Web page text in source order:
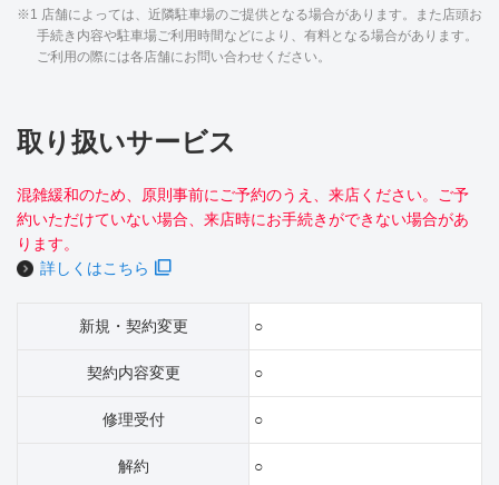
※1 店舗によっては、近隣駐車場のご提供となる場合があります。また店頭お
手続き内容や駐車場ご利用時間などにより、有料となる場合があります。
ご利用の際には各店舗にお問い合わせください。
取り扱いサービス
混雑緩和のため、原則事前にご予約のうえ、来店ください。ご予
約いただけていない場合、来店時にお手続きができない場合があ
ります。
詳しくはこちら
新規・契約変更 ○
契約内容変更 ○
修理受付 ○
解約 ○